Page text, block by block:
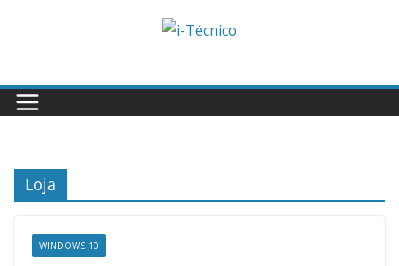
Loja
WINDOWS 10